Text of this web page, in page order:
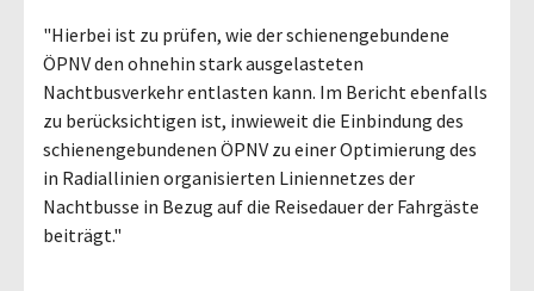
"Hierbei ist zu prüfen, wie der schienengebundene
ÖPNV den ohnehin stark ausgelasteten
Nachtbusverkehr entlasten kann. Im Bericht ebenfalls
zu berücksichtigen ist, inwieweit die Einbindung des
schienengebundenen ÖPNV zu einer Optimierung des
in Radiallinien organisierten Liniennetzes der
Nachtbusse in Bezug auf die Reisedauer der Fahrgäste
beiträgt."